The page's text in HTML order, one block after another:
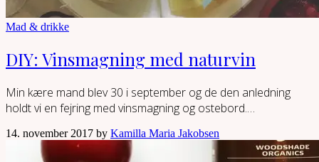
Mad & drikke
DIY: Vinsmagning med naturvin
Min kære mand blev 30 i september og de den anledning
holdt vi en fejring med vinsmagning og ostebord.…
14. november 2017 by Kamilla Maria Jakobsen